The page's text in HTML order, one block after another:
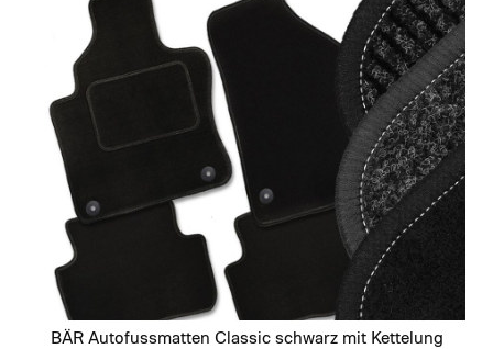
images
gallery
BÄR Autofussmatten Classic schwarz mit Kettelung